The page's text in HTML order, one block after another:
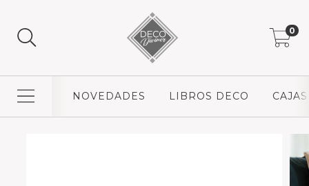
0
NOVEDADES LIBROS DECO CAJAS